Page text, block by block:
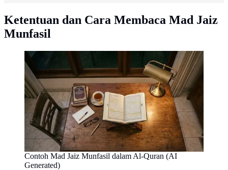
Ketentuan dan Cara Membaca Mad Jaiz
Munfasil
Contoh Mad Jaiz Munfasil dalam Al-Quran (AI
Generated)